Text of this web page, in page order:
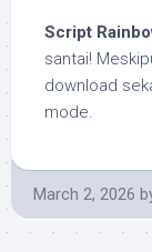
Script
santai!
download
mode.
March 2, 2026